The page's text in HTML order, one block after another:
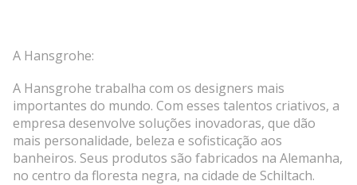
A Hansgrohe:
A Hansgrohe trabalha com os designers mais
importantes do mundo. Com esses talentos criativos, a
empresa desenvolve soluções inovadoras, que dão
mais personalidade, beleza e sofisticação aos
banheiros. Seus produtos são fabricados na Alemanha,
no centro da floresta negra, na cidade de Schiltach.